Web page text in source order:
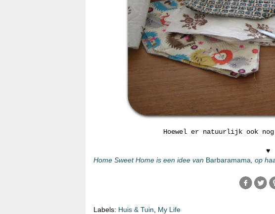
Hoewel er natuurlijk ook
♥
Home Sweet Home is een idee van Barbaramama , op
Labels: Huis & Tuin My Life